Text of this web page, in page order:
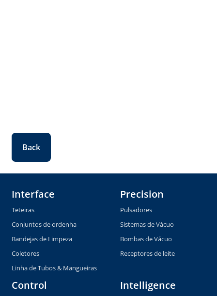
Back
Interface
Teteiras
Conjuntos de ordenha
Bandejas de Limpeza
Coletores
Linha de Tubos & Mangueiras
Precision
Pulsadores
Sistemas de Vácuo
Bombas de Vácuo
Receptores de leite
Control Intelligence